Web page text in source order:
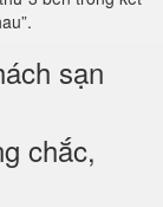
sạn
chắc,